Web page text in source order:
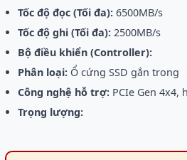
Tốc độ đọc (Tối đa): 6500MB/s
Tốc độ ghi (Tối đa): 2500MB/s
Bộ điều khiển (Controller):
Phân loại: Ổ cứng SSD gắn trong
Công nghệ hỗ trợ: PCIe Gen
Trọng lượng: